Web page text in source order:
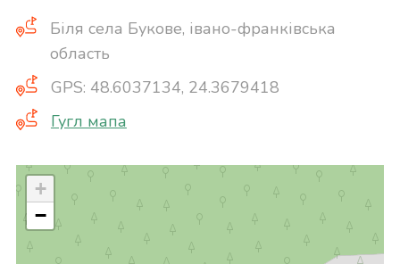
Біля села Букове, івано-франківська
область
GPS: 48.6037134, 24.3679418
Гугл мапа
+
−